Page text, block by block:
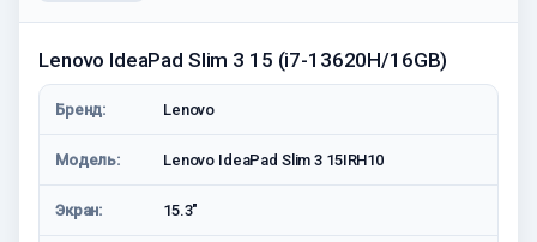
Lenovo IdeaPad Slim 3 15 (i7-13620H/16GB)
Бренд: Lenovo
Модель: Lenovo IdeaPad Slim 3 15IRH10
Экран: 15.3"